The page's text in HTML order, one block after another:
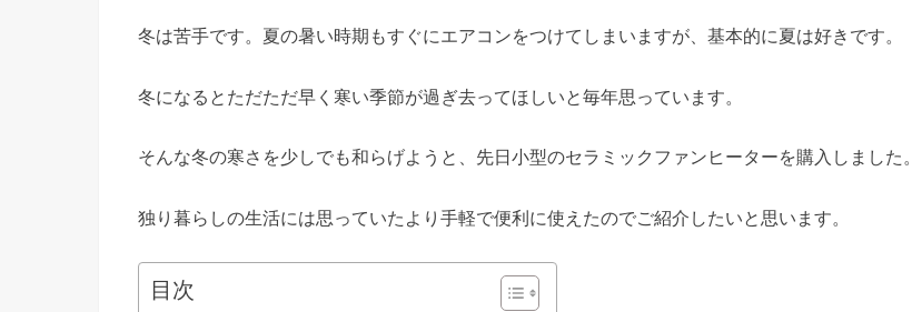
冬は苦手です。夏の暑い時期もすぐにエアコンをつけてしまいますが、基本的に夏は好きです。
冬になるとただただ早く寒い季節が過ぎ去ってほしいと毎年思っています。
そんな冬の寒さを少しでも和らげようと、先日小型のセラミックファンヒーターを購入しました。
独り暮らしの生活には思っていたより手軽で便利に使えたのでご紹介したいと思います。
目次